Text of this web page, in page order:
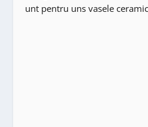
unt pentru uns vasele